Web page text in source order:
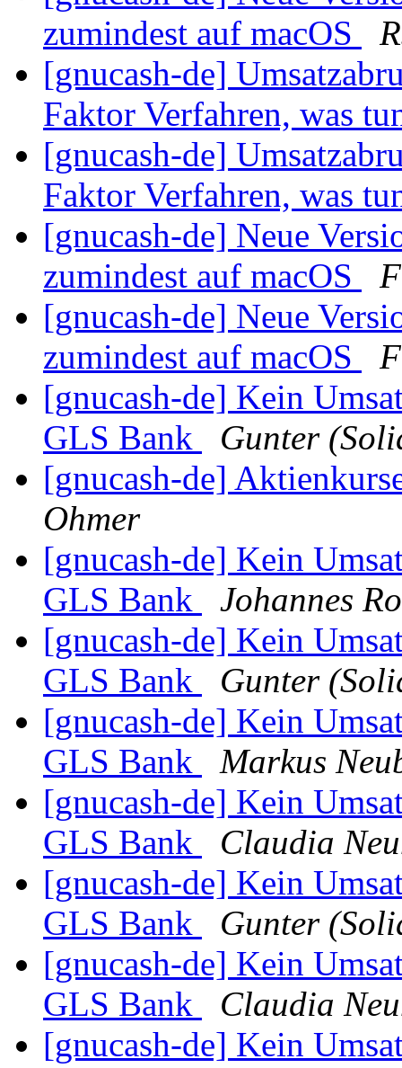
zumindest auf macOS
[gnucash-de]
Faktor Verfahren, was
[gnucash-de]
Faktor Verfahren, was
[gnucash-de] Neue
zumindest auf macOS
[gnucash-de] Neue
zumindest auf macOS
[gnucash-de] Kein
GLS Bank
Gunter
[gnucash-de]
Ohmer
[gnucash-de] Kein
GLS Bank
Johannes
[gnucash-de] Kein
GLS Bank
Gunter
[gnucash-de] Kein
GLS Bank
Markus
[gnucash-de] Kein
GLS Bank
Claudia
[gnucash-de] Kein
GLS Bank
Gunter
[gnucash-de] Kein
GLS Bank
Claudia
[gnucash-de] Kein